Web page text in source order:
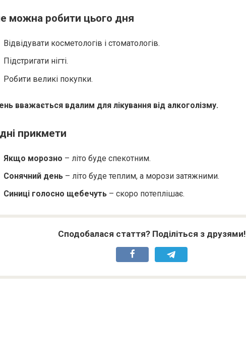
можна робити цього дня
Відвідувати косметологів і стоматологів.
Підстригати нігті.
Робити великі покупки.
вважається вдалим для лікування від алкоголізму.
прикмети
Якщо морозно – літо буде спекотним.
Сонячний день – літо буде теплим, а морози затяжними.
Синиці голосно щебечуть – скоро потеплішає.
Сподобалася стаття? Поділіться з друзями!